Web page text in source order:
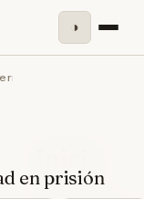
◑
en prisión
en prisión